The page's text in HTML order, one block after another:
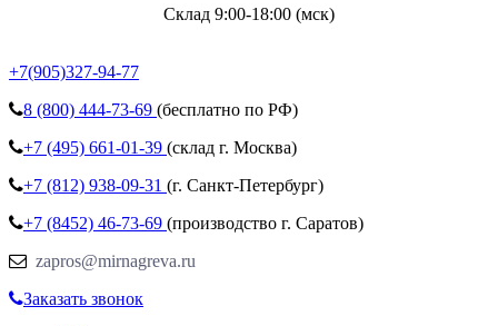
Склад 9:00-18:00 (мск)
+7(905)327-94-77
8 (800) 444-73-69 (бесплатно по РФ)
+7 (495) 661-01-39 (склад г. Москва)
+7 (812) 938-09-31 (г. Санкт-Петербург)
+7 (8452) 46-73-69 (производство г. Саратов)
zapros@mirnagreva.ru
Заказать звонок